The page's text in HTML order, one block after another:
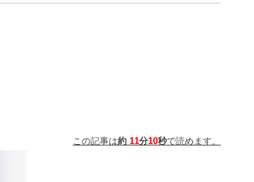
この記事は約 11分10秒で読めます。